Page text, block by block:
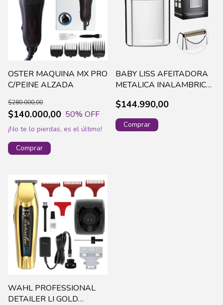
OSTER MAQUINA MX PRO
C/PEINE ALZADA
$140.000,00
$280.000,00
50% OFF
¡No te lo pierdas, es el último!
BABY LISS AFEITADORA
METALICA INALAMBRICA
$144.990,00
WAHL PROFESSIONAL
DETAILER LI GOLD